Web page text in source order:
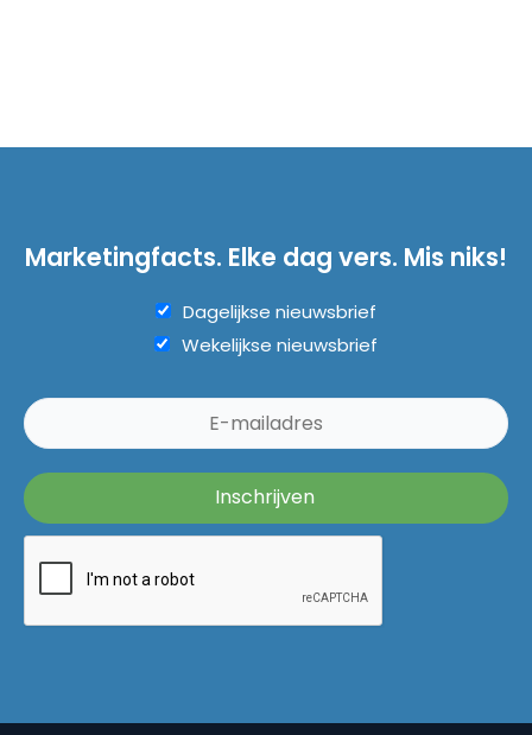
Marketingfacts. Elke dag vers. Mis niks!
Dagelijkse nieuwsbrief
Wekelijkse nieuwsbrief